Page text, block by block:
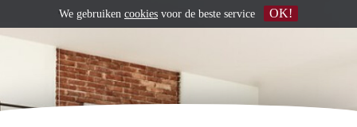
We gebruiken cookies voor de beste service OK!